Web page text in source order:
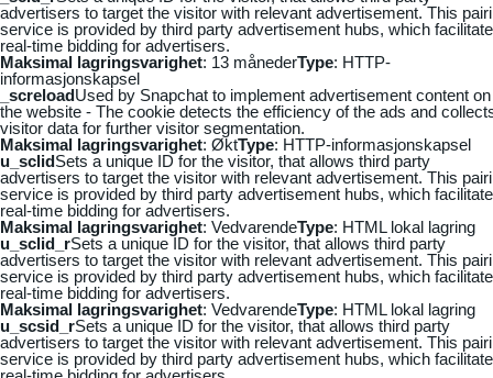
advertisers to target the visitor with relevant advertisement. This
service is provided by third party advertisement hubs, which
real-time bidding for advertisers.
Maksimal lagringsvarighet: 13 månederType: HTTP-
informasjonskapsel
_screloadUsed by Snapchat to implement advertisement content on
the website - The cookie detects the efficiency of the ads and
visitor data for further visitor segmentation.
Maksimal lagringsvarighet: ØktType: HTTP-informasjonskapsel
u_sclidSets a unique ID for the visitor, that allows third party
advertisers to target the visitor with relevant advertisement. This
service is provided by third party advertisement hubs, which
real-time bidding for advertisers.
Maksimal lagringsvarighet: VedvarendeType: HTML lokal lagring
u_sclid_rSets a unique ID for the visitor, that allows third party
advertisers to target the visitor with relevant advertisement. This
service is provided by third party advertisement hubs, which
real-time bidding for advertisers.
Maksimal lagringsvarighet: VedvarendeType: HTML lokal lagring
u_scsid_rSets a unique ID for the visitor, that allows third party
advertisers to target the visitor with relevant advertisement. This
service is provided by third party advertisement hubs, which